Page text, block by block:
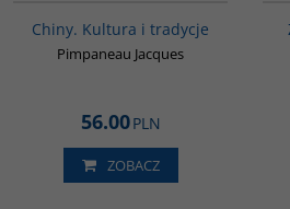
Chiny. Kultura i tradycje
Pimpaneau Jacques
56.00PLN
ZOBACZ